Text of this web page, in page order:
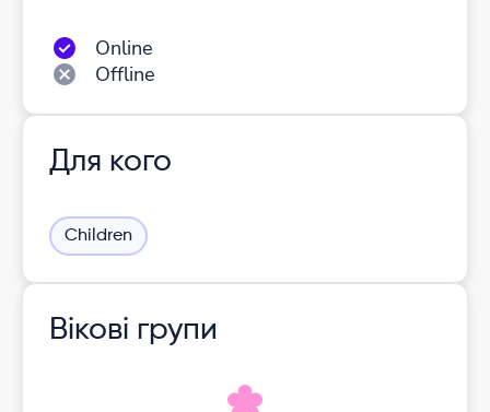
Online
Offline
Для кого
Children
Вікові групи